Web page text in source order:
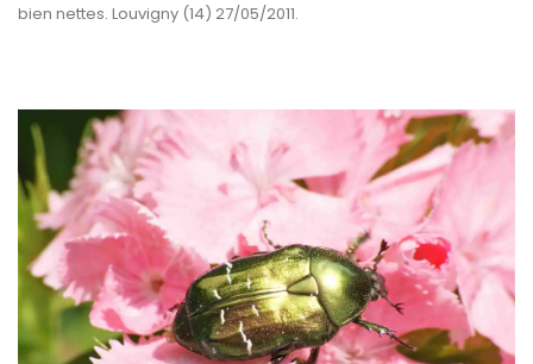
bien nettes. Louvigny (14) 27/05/2011.